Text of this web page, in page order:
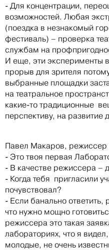
- Для концентрации,
возможностей. Любая
(поездка в незнакомый
фестиваль) – проверка
службам на
И еще, эти эксперименты
прорыв для зрителя
выбранные площадки
на театральное
какие-то традиционные
перспективу, на развитие
Павел Макаров, режиссер
- Это твоя первая
- В качестве режиссера –
- Когда тебя пригласили
почувствовал?
- Если банально ответить,
что нужно мощно
режиссера это такая
лабораториях, что я
молодые, не очень